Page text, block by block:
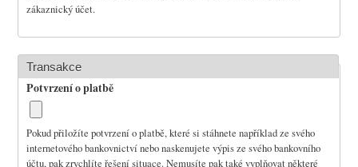
zákaznický účet.
Transakce
Potvrzení o platbě
Pokud přiložíte potvrzení o platbě, které si stáhnete například ze svého
internetového bankovnictví nebo naskenujete výpis ze svého bankovního
účtu, pak zrychlíte řešení situace. Nemusíte pak také vyplňovat některé